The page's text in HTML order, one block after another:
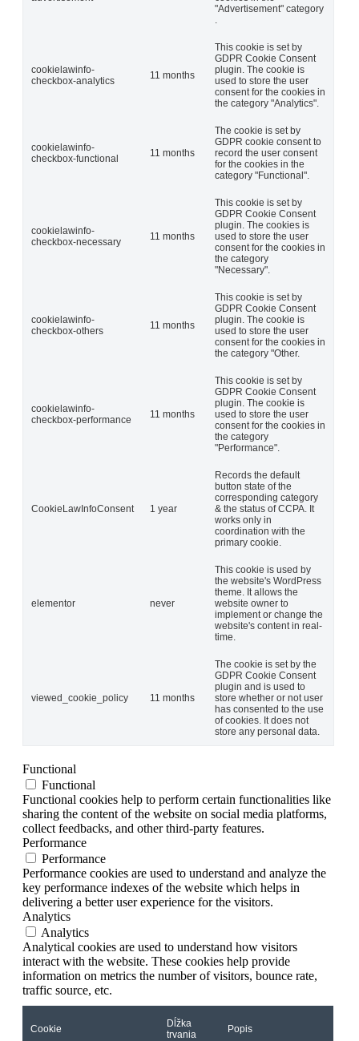
"Advertisement" category
cookielawinfo-
checkbox-analytics
11 months
This cookie is set by
GDPR Cookie Consent
plugin. The cookie is
used to store the user
consent for the cookies in
the category "Analytics".
cookielawinfo-
checkbox-functional
11 months
The cookie is set by
GDPR cookie consent to
record the user consent
for the cookies in the
category "Functional".
cookielawinfo-
checkbox-necessary
11 months
This cookie is set by
GDPR Cookie Consent
plugin. The cookies is
used to store the user
consent for the cookies in
the category
"Necessary".
cookielawinfo-
checkbox-others
11 months
This cookie is set by
GDPR Cookie Consent
plugin. The cookie is
used to store the user
consent for the cookies in
the category "Other.
cookielawinfo-
checkbox-performance
11 months
This cookie is set by
GDPR Cookie Consent
plugin. The cookie is
used to store the user
consent for the cookies in
the category
"Performance".
CookieLawInfoConsent 1 year
Records the default
button state of the
corresponding category
& the status of CCPA. It
works only in
coordination with the
primary cookie.
elementor never
This cookie is used by
the website's WordPress
theme. It allows the
website owner to
implement or change the
website's content in real-
time.
viewed_cookie_policy 11 months
The cookie is set by the
GDPR Cookie Consent
plugin and is used to
store whether or not user
has consented to the use
of cookies. It does not
store any personal data.
Functional
Functional
Functional cookies help to perform certain functionalities like
sharing the content of the website on social media platforms,
collect feedbacks, and other third-party features.
Performance
Performance
Performance cookies are used to understand and analyze the
key performance indexes of the website which helps in
delivering a better user experience for the visitors.
Analytics
Analytics
Analytical cookies are used to understand how visitors
interact with the website. These cookies help provide
information on metrics the number of visitors, bounce rate,
traffic source, etc.
Cookie
Dĺžka
trvania
Popis